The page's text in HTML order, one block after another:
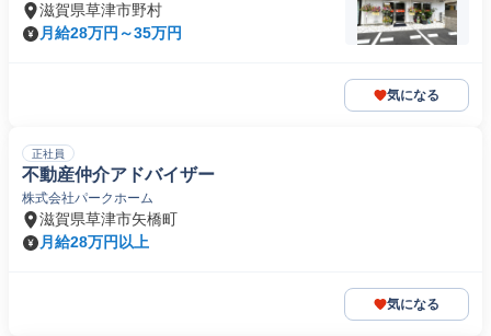
滋賀県草津市野村
月給28万円～35万円
気になる
正社員
不動産仲介アドバイザー
株式会社パークホーム
滋賀県草津市矢橋町
月給28万円以上
気になる